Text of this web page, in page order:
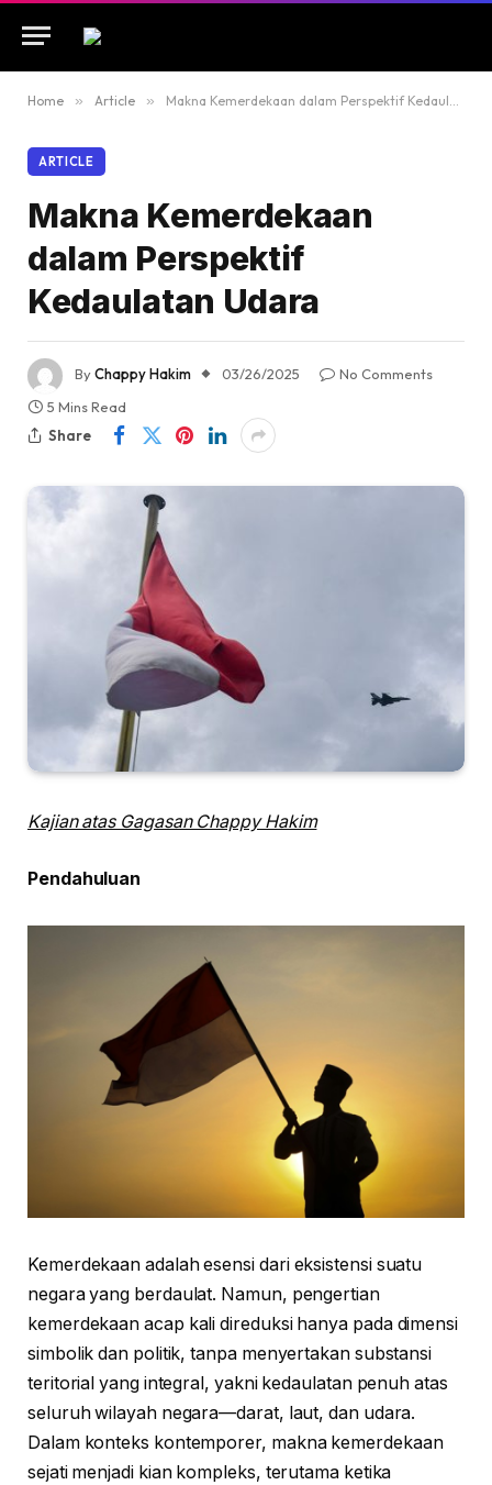
Home » Article » Makna Kemerdekaan dalam Perspektif Kedaulatan Udara
ARTICLE
Makna Kemerdekaan
dalam Perspektif
Kedaulatan Udara
ByChappy Hakim 03/26/2025
No Comments
5 Mins Read
Share
Kajian atas Gagasan Chappy Hakim
Pendahuluan
Kemerdekaan adalah esensi dari eksistensi suatu
negara yang berdaulat. Namun, pengertian
kemerdekaan acap kali direduksi hanya pada dimensi
simbolik dan politik, tanpa menyertakan substansi
teritorial yang integral, yakni kedaulatan penuh atas
seluruh wilayah negara—darat, laut, dan udara.
Dalam konteks kontemporer, makna kemerdekaan
sejati menjadi kian kompleks, terutama ketika